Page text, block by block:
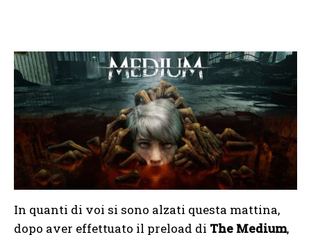
In quanti di voi si sono alzati questa mattina,
dopo aver effettuato il preload di The Medium,